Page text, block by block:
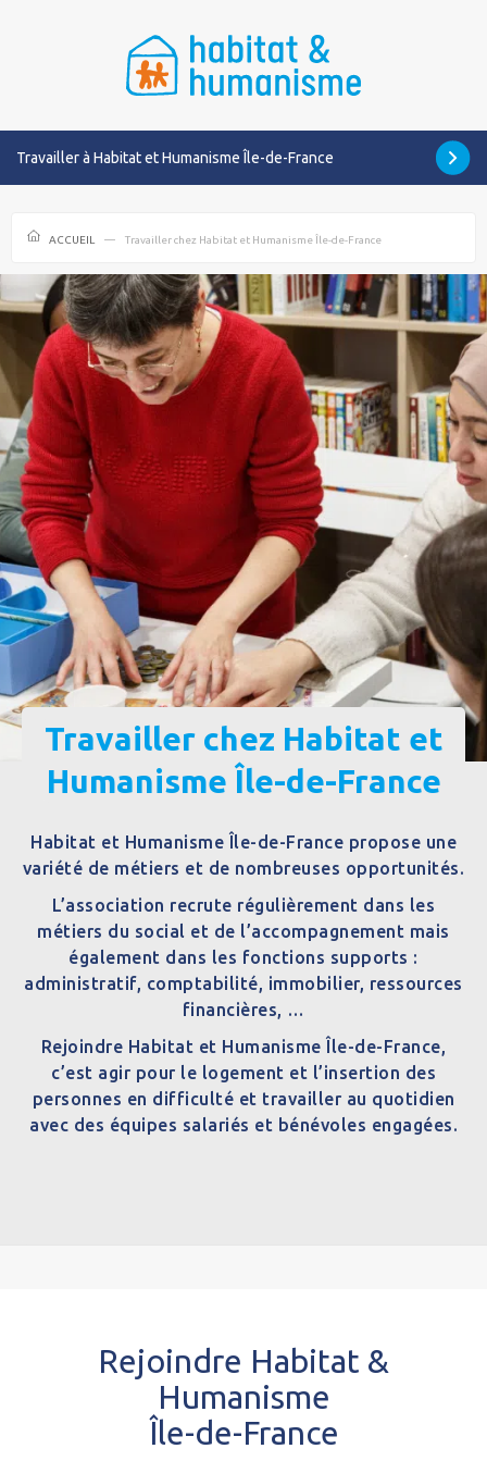
Travailler à Habitat et Humanisme Île-de-France
ACCUEIL Travailler chez Habitat et Humanisme Île-de-France
Travailler chez Habitat et
Humanisme Île-de-France
Habitat et Humanisme Île-de-France propose une
variété de métiers et de nombreuses opportunités.
L’association recrute régulièrement dans les
métiers du social et de l’accompagnement mais
également dans les fonctions supports :
administratif, comptabilité, immobilier, ressources
financières, …
Rejoindre Habitat et Humanisme Île-de-France,
c’est agir pour le logement et l’insertion des
personnes en difficulté et travailler au quotidien
avec des équipes salariés et bénévoles engagées.
Rejoindre Habitat &
Humanisme
Île-de-France